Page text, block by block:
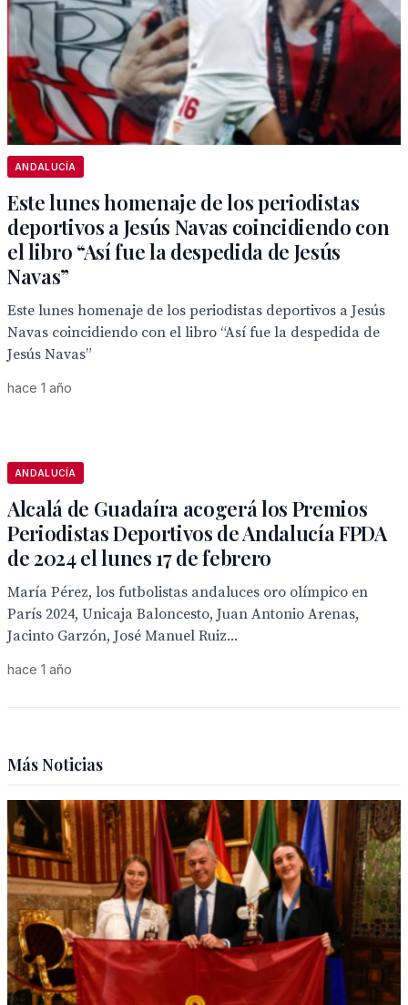
ANDALUCÍA
Este lunes homenaje de los periodistas
deportivos a Jesús Navas coincidiendo con
el libro “Así fue la despedida de Jesús
Navas”
Este lunes homenaje de los periodistas deportivos a Jesús
Navas coincidiendo con el libro “Así fue la despedida de
Jesús Navas”
hace 1 año
ANDALUCÍA
Alcalá de Guadaíra acogerá los Premios
Periodistas Deportivos de Andalucía FPDA
de 2024 el lunes 17 de febrero
María Pérez, los futbolistas andaluces oro olímpico en
París 2024, Unicaja Baloncesto, Juan Antonio Arenas,
Jacinto Garzón, José Manuel Ruiz...
hace 1 año
Más Noticias